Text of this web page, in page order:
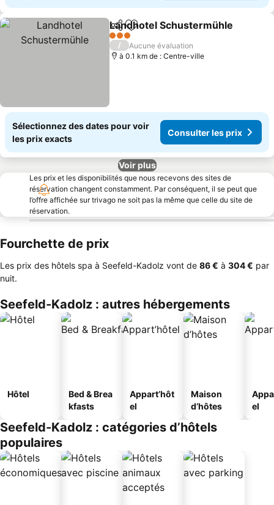
PartagerAjouter à mes favoris
Landhotel Schustermühle
3 Étoiles
/
Aucune évaluation
à 0.1 km de : Centre-ville
Sélectionnez des dates pour voir
les prix exacts
Consulter les prix
Voir plus
Les prix et les disponibilités que nous recevons des sites de
réservation changent constamment. Par conséquent, il se peut que
l’offre affichée sur trivago ne soit pas la même que celle du site de
réservation.
Fourchette de prix
Les prix des hôtels spa à Seefeld-Kadolz vont de ‎86 € à ‎304 € par
nuit.
Seefeld-Kadolz : autres hébergements
Hôtel
Bed & Brea
kfasts
Appart’hôt
el
Maison
d’hôtes
el
Seefeld-Kadolz : catégories d’hôtels
populaires